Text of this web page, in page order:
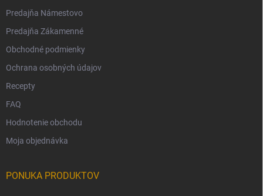
Predajňa Námestovo
Predajňa Zákamenné
Obchodné podmienky
Ochrana osobných údajov
Recepty
FAQ
Hodnotenie obchodu
Moja objednávka
PONUKA PRODUKTOV